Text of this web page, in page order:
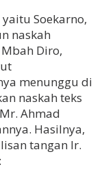
Soekarno,
naskah
Diro,
menunggu di
naskah teks
Ahmad
Hasilnya,
tangan Ir.